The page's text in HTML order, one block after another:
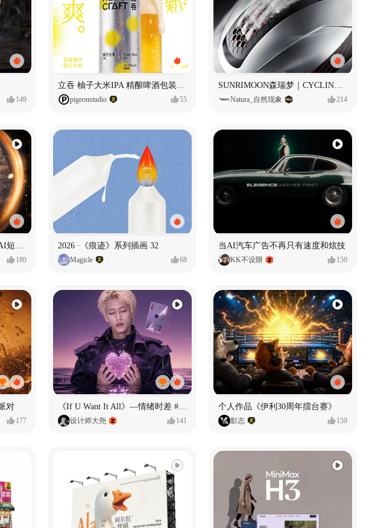
149 pigeonstudio 55 Natura_自然现象 214
一条看哭了的AI韩剧❄️看懂AI短剧出海全流程
180
2026 ·《痕迹》系列插画 32
Magicle 68
当AI汽车广告不再只有速度和炫技
KK不设限 150
对
177 设计师大尧 141
个人作品《伊利30周年擂台赛》
影志 159